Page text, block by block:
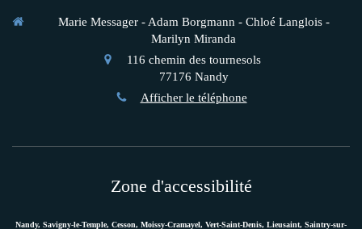
Marie Messager - Adam Borgmann - Chloé Langlois -
Marilyn Miranda
116 chemin des tournesols
77176 Nandy
Afficher le téléphone
Zone d'accessibilité
Nandy, Savigny-le-Temple, Cesson, Moissy-Cramayel, Vert-Saint-Denis, Lieusaint, Saintry-sur-